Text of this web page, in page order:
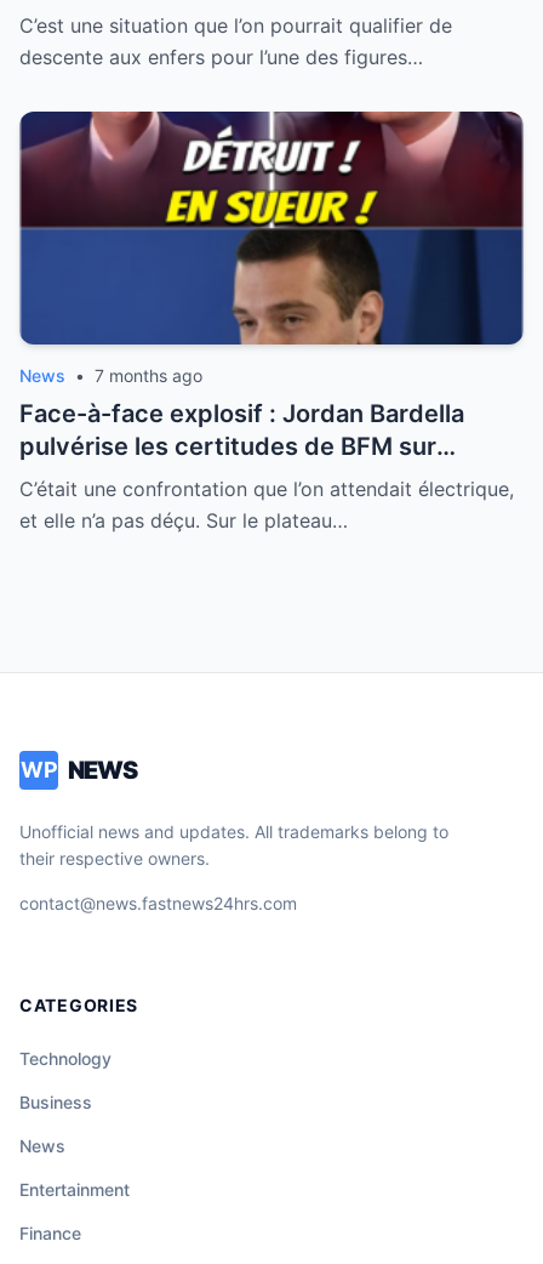
révèle la fracture française
C’est une situation que l’on pourrait qualifier de
descente aux enfers pour l’une des figures…
News • 7 months ago
Face-à-face explosif : Jordan Bardella
pulvérise les certitudes de BFM sur
l’immigration et le Conseil constitutionnel
C’était une confrontation que l’on attendait électrique,
et elle n’a pas déçu. Sur le plateau…
WP NEWS
Unofficial news and updates. All trademarks belong to
their respective owners.
contact@news.fastnews24hrs.com
CATEGORIES
Technology
Business
News
Entertainment
Finance